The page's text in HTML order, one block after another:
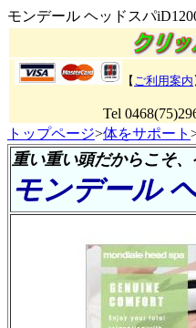
モンデール ヘッドスパ
【 ご利用案内
Tel
トップページ>体をサポート
重い重い頭だからこそ
モンデール